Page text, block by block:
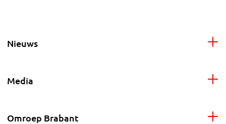
Nieuws
Media
Omroep Brabant